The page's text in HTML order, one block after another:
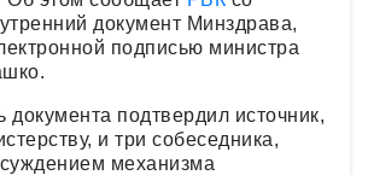
документ Минздрава,
подписью министра
документа подтвердил источник,
и три собеседника,
механизма